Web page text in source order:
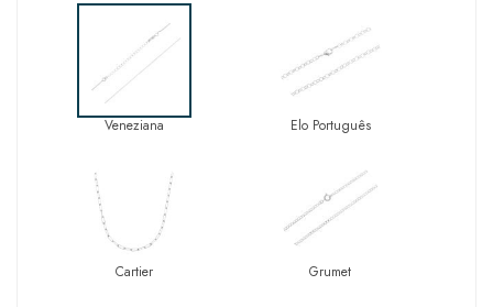
Veneziana Elo Português
Cartier Grumet